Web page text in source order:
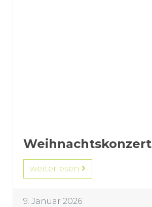
Weihnachtskonzert
weiterlesen
9. Januar 2026